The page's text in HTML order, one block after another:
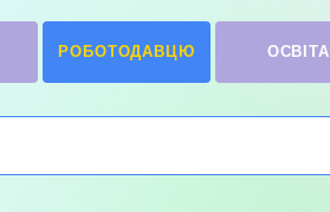
РОБОТОДАВЦЮ ОСВІТА